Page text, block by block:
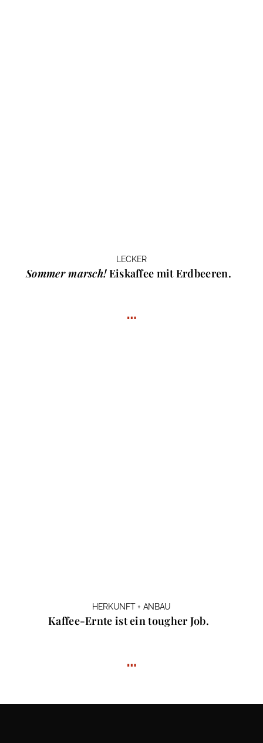
LECKER
Sommer marsch!Eiskaffee mit Erdbeeren.
…
HERKUNFT + ANBAU
Kaffee-Ernte ist ein tougher Job.
…